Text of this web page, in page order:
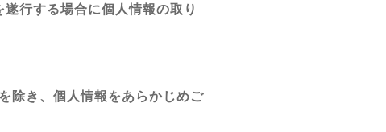
行する場合に個人情報の取り
除き、個人情報をあらかじめご